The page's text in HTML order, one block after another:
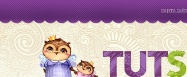
карта